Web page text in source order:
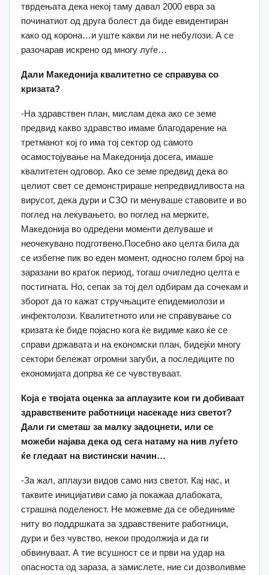
тврдењата дека некој таму давал 2000 евра за
починатиот од друга болест да биде евидентиран
како од корона…и уште какви ли не небулози. А се
разочарав искрено од многу луѓе…
Дали Македонија квалитетно се справува со
кризата?
-На здравствен план, мислам дека ако се земе
предвид какво здравство имаме благодарение на
третманот кој го има тој сектор од самото
осамостојување на Македонија досега, имаше
квалитетен одговор. Ако се земе предвид дека во
целиот свет се демонстрираше непредвидливоста на
вирусот, дека дури и СЗО ги менуваше ставовите и во
поглед на лекувањето, во поглед на мерките,
Македонија во одредени моменти делуваше и
неочекувано подготвено.Посебно ако целта била да
се избегне пик во еден момент, односно голем број на
заразани во краток период, тогаш очигледно целта е
постигната. Но, сепак за тој дел одбирам да сочекам и
зборот да го кажат стручњаците епидемиолози и
инфектолози. Квалитетното или не справување со
кризата ќе биде појасно кога ќе видиме како ќе се
справи државата и на економски план, бидејќи многу
сектори бележат огромни загуби, а последиците по
економијата допрва ќе се чувствуваат.
Која е твојата оценка за аплаузите кои ги добиваат
здравствените работници насекаде низ светот?
Дали ги сметаш за малку задоцнети, или се
можеби најава дека од сега натаму на нив луѓето
ќе гледаат на вистински начин…
-За жал, аплаузи видов само низ светот. Кај нас, и
таквите иницијативи само ја покажаа длабоката,
страшна поделеност. Не можевме да се обединиме
ниту во поддршката за здравствените работници,
дури и без чувство, некои продолжија и да ги
обвинуваат. А тие всушност се и први на удар на
опасноста од зараза, а замислете, ние си дозволивме